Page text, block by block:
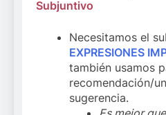
Subjuntivo
Necesitamos el
EXPRESIONES
también usamos
recomendación/
sugerencia.